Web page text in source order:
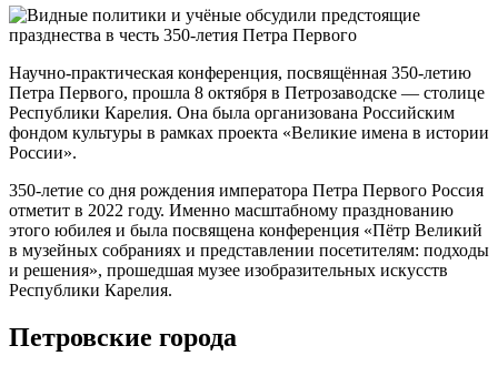
Научно-практическая конференция, посвящённая 350-летию
Петра Первого, прошла 8 октября в Петрозаводске — столице
Республики Карелия. Она была организована Российским
фондом культуры в рамках проекта «Великие имена в истории
России».
350-летие со дня рождения императора Петра Первого Россия
отметит в 2022 году. Именно масштабному празднованию
этого юбилея и была посвящена конференция «Пётр Великий
в музейных собраниях и представлении посетителям: подходы
и решения», прошедшая музее изобразительных искусств
Республики Карелия.
Петровские города